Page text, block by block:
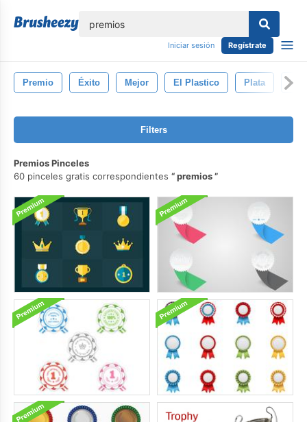
Iniciar sesión Regístrate
Premio Éxito Mejor El Plastico Plata
Filters
Premios Pinceles
60 pinceles gratis correspondientes
premios